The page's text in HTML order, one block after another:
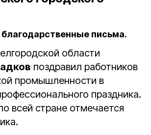
письма.
области
поздравил работников
промышленности в
праздника.
всей стране отмечается